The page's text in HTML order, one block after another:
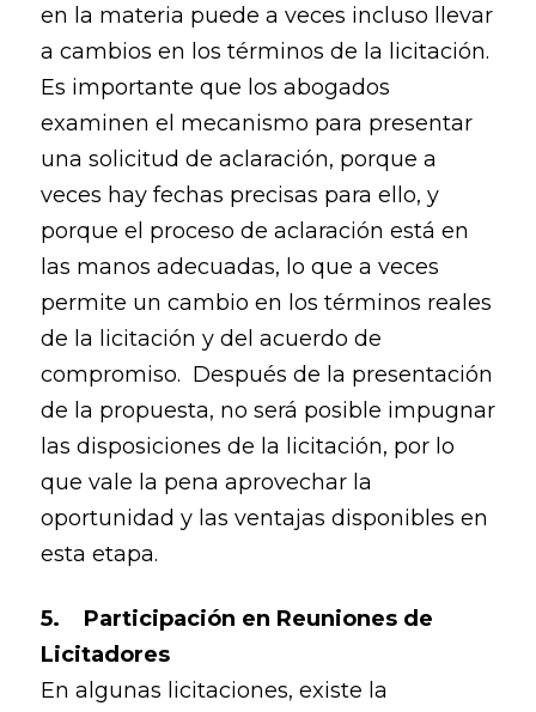
en la materia puede a veces incluso llevar
a cambios en los términos de la licitación.
Es importante que los abogados
examinen el mecanismo para presentar
una solicitud de aclaración, porque a
veces hay fechas precisas para ello, y
porque el proceso de aclaración está en
las manos adecuadas, lo que a veces
permite un cambio en los términos reales
de la licitación y del acuerdo de
compromiso. Después de la presentación
de la propuesta, no será posible impugnar
las disposiciones de la licitación, por lo
que vale la pena aprovechar la
oportunidad y las ventajas disponibles en
esta etapa.
5. Participación en Reuniones de
Licitadores
En algunas licitaciones, existe la